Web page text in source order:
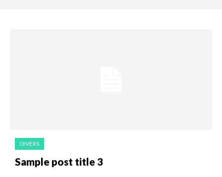
DIVERS
Sample post title 3